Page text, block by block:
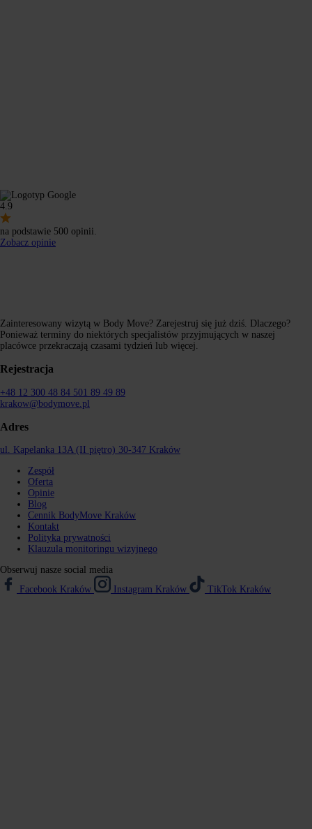
4.9
na podstawie 500 opinii.
Zobacz opinie
Zainteresowany wizytą w Body Move? Zarejestruj się już dziś. Dlaczego?
Ponieważ terminy do niektórych specjalistów przyjmujących w naszej
placówce przekraczają czasami tydzień lub więcej.
Rejestracja
+48 12 300 48 84 501 89 49 89
krakow@bodymove.pl
Adres
ul. Kapelanka 13A (II piętro) 30-347 Kraków
Zespół
Oferta
Opinie
Blog
Cennik BodyMove Kraków
Kontakt
Polityka prywatności
Klauzula monitoringu wizyjnego
Obserwuj nasze social media
Facebook Kraków
Instagram Kraków TikTok Kraków